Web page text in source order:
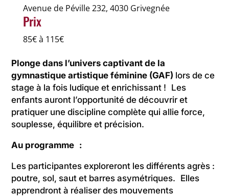
Avenue de Péville 232, 4030 Grivegnée
Prix
85€ à 115€
Plonge dans l’univers captivant de la
gymnastique artistique féminine (GAF) lors de ce
stage à la fois ludique et enrichissant ! Les
enfants auront l’opportunité de découvrir et
pratiquer une discipline complète qui allie force,
souplesse, équilibre et précision.
Au programme :
Les participantes exploreront les différents agrès :
poutre, sol, saut et barres asymétriques. Elles
apprendront à réaliser des mouvements